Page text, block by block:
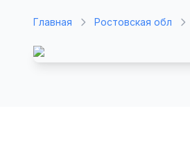
Главная Ростовская обл